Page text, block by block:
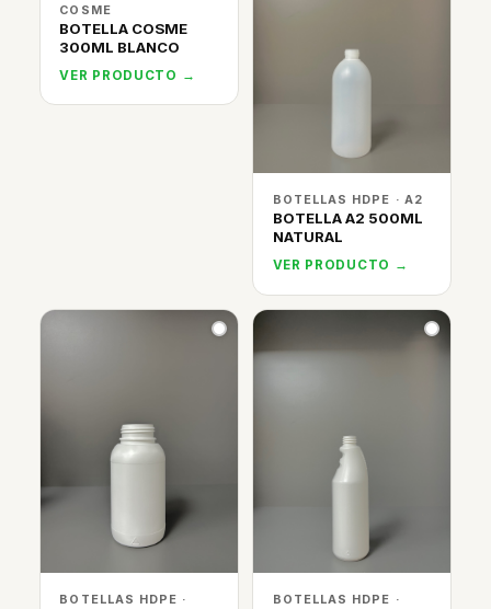
COSME
BOTELLA COSME
300ML BLANCO
VER PRODUCTO →
BOTELLAS HDPE · A2
BOTELLA A2 500ML
NATURAL
VER PRODUCTO →
BOTELLAS HDPE ·
BOTELLAS HDPE ·